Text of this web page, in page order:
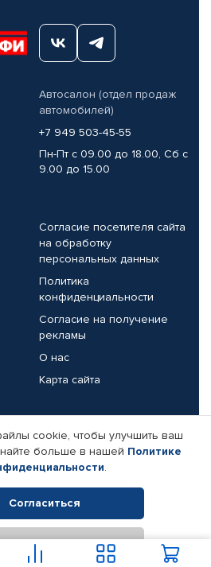
Автосалон (отдел продаж
автомобилей)
+7 949 503-45-55
Пн-Пт с 09.00 до 18.00, Сб с
9.00 до 15.00
Согласие посетителя сайта
на обработку
персональных данных
Политика
конфиденциальности
Согласие на получение
рекламы
О нас
Карта сайта
Реквизиты компании
2026. Все права защищены.
товаров Автопрофи.
cookie, чтобы улучшить ваш
больше в нашей Политике
.
Согласиться
Отклонить
В корзину